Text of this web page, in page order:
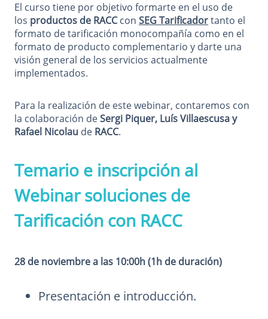
El curso tiene por objetivo formarte en el uso de
los productos de RACCcon SEG Tarificadortanto el
formato de tarificación monocompañía como en el
formato de producto complementario y darte una
visión general de los servicios actualmente
implementados.
Para la realización de este webinar, contaremos con
la colaboración deSergi Piquer, Luís Villaescusa y
Rafael Nicolau de RACC.
Temario e inscripción al
Webinar soluciones de
Tarificación con RACC
28 de noviembre a las 10:00h (1h de duración)
Presentación e introducción.